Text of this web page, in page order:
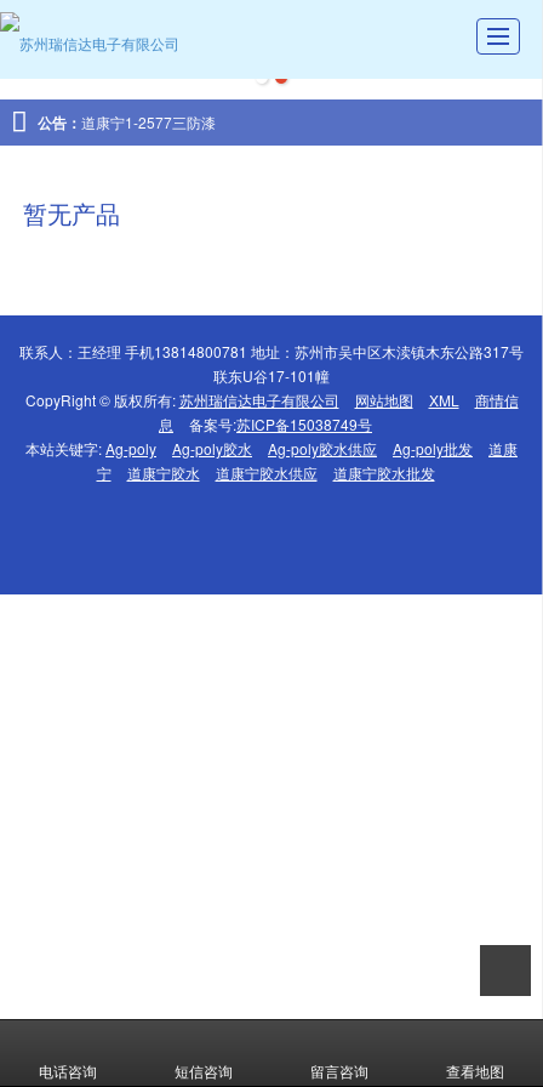
首页
公司介绍
 公告： 道康宁1-2577三防漆
暂无产品
联系人：王经理 手机13814800781 地址：苏州市吴中区木渎镇木东公路317号
联东U谷17-101幢
CopyRight © 版权所有:苏州瑞信达电子有限公司 网站地图 XML
商情信
息
备案号:苏ICP备15038749号
本站关键字:Ag-poly Ag-poly胶水 Ag-poly胶水供应 Ag-poly批发
道康
宁
道康宁胶水 道康宁胶水供应 道康宁胶水批发
电话咨询 短信咨询 留言咨询 查看地图